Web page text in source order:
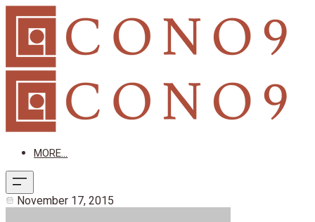
MORE...
November 17, 2015